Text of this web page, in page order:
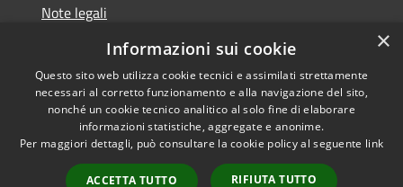
Note legali
Dichiarazione di accessibilità
Accessibilità
Copyright © 2026 • Comune di
Guardistallo • Powered by
Municipium•
Accesso
×
Informazioni sui cookie
Questo sito web utilizza cookie tecnici e assimilati strettamente
necessari al corretto funzionamento e alla navigazione del sito,
nonché un cookie tecnico analitico al solo fine di elaborare
informazioni statistiche, aggregate e anonime.
Per maggiori dettagli, può consultare la cookie policy al seguente link
ACCETTA TUTTO RIFIUTA TUTTO